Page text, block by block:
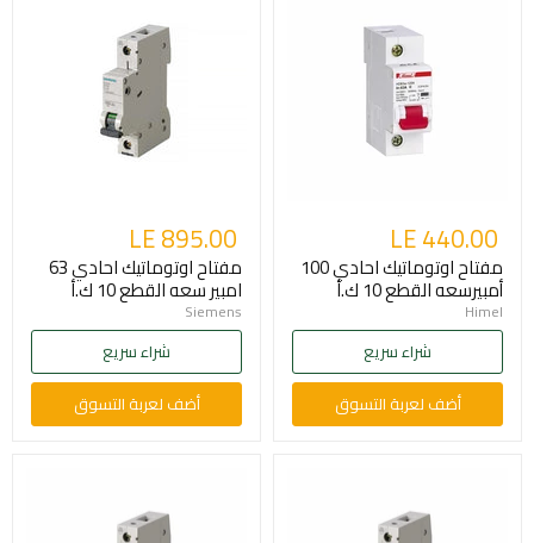
LE 440.00
مفتاح اوتوماتيك احادي 100
أمبيرسعه القطع 10 ك.أ
Himel
شراء سريع
أضف لعربة التسوق
LE 895.00
مفتاح اوتوماتيك احادي 63
امبير سعه القطع 10 ك.أ
Siemens
شراء سريع
أضف لعربة التسوق